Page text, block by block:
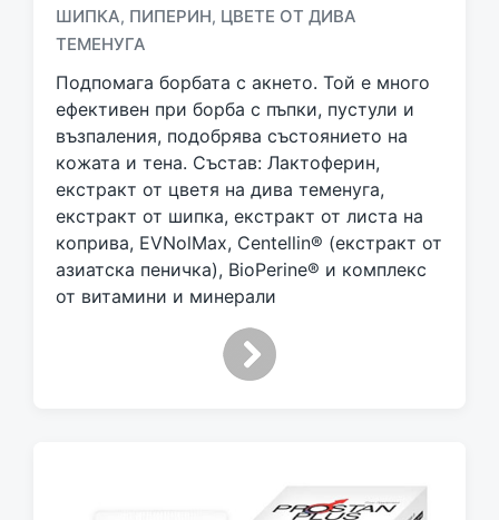
a
g
e
d
w
h
ШИПКА, ПИПЕРИН, ЦВЕТЕ ОТ ДИВА
ТЕМЕНУГА
Подпомага борбата с акнето. Той е много
ефективен при борба с пъпки, пустули и
възпаления, подобрява състоянието на
кожата и тена. Състав: Лактоферин,
екстракт от цветя на дива теменуга,
екстракт от шипка, екстракт от листа на
коприва, EVNolMax, Centellin® (екстракт от
азиатска пеничка), BioPerine® и комплекс
от витамини и минерали